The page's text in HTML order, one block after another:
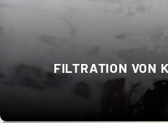
FILTRATION VON